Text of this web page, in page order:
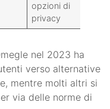
opzioni di
privacy
nel 2023 ha
verso alternative
mentre molti altri si
via delle norme di